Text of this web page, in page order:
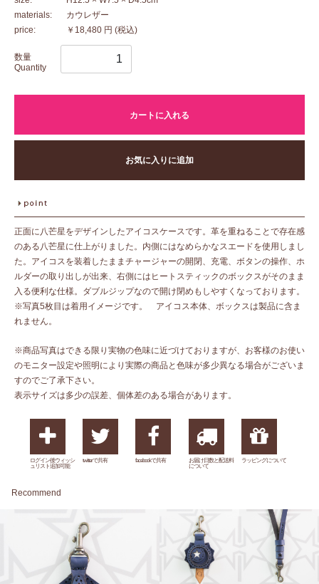
materials:
カウレザー
price:
￥18,480 円 (税込)
数量
Quantity
カートに入れる
お気に入りに追加
正面に八芒星をデザインしたアイコスケースです。革を重ねることで存在感
のある八芒星に仕上がりました。内側にはなめらかなスエードを使用しまし
た。アイコスを装着したままチャージャーの開閉、充電、ボタンの操作、ホ
ルダーの取り出しが出来、右側にはヒートスティックのボックスがそのまま
入る便利な仕様。ダブルジップなので開け閉めもしやすくなっております。
※写真5枚目は着用イメージです。 アイコス本体、ボックスは製品に含ま
れません。
※商品写真はできる限り実物の色味に近づけておりますが、お客様のお使い
のモニター設定や照明により実際の商品と色味が多少異なる場合がございま
すのでご了承下さい。
表示サイズは多少の誤差、個体差のある場合があります。
ログイン後ウィッシ
ュリスト追加可能
twitterで共有 facebookで共有
お届け日数と配送料
について
ラッピングについて
Recommend